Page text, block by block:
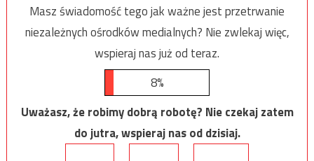
Masz świadomość tego jak ważne jest przetrwanie
niezależnych ośrodków medialnych? Nie zwlekaj więc,
wspieraj nas już od teraz.
8%
Uważasz, że robimy dobrą robotę? Nie czekaj zatem
do jutra, wspieraj nas od dzisiaj.